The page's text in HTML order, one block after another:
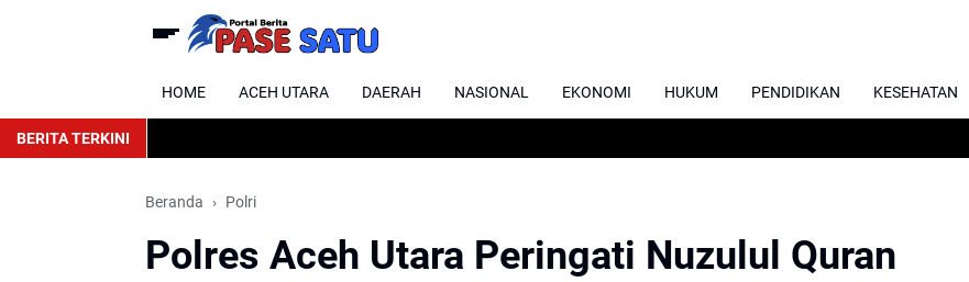
HOME ACEH UTARA DAERAH NASIONAL EKONOMI HUKUM PENDIDIKAN KESEHATAN
BERITA TERKINI
Beranda Polri
Polres Aceh Utara Peringati Nuzulul Quran